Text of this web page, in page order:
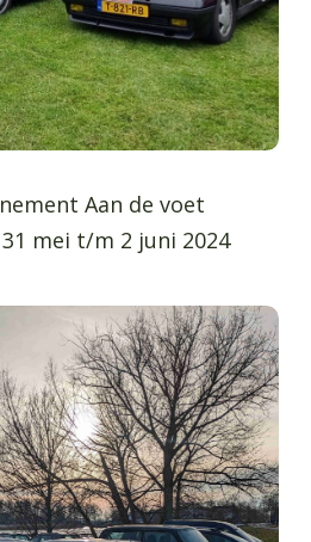
Aan de voet
mei t/m 2 juni 2024